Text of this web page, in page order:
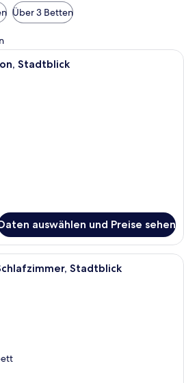
Über 3 Betten
Ein ordentlich bezogenes Bett mit
Stadtblick
auswählen und Preise sehen
Ein Hotelzimmer mit einem großen
Stadtblick